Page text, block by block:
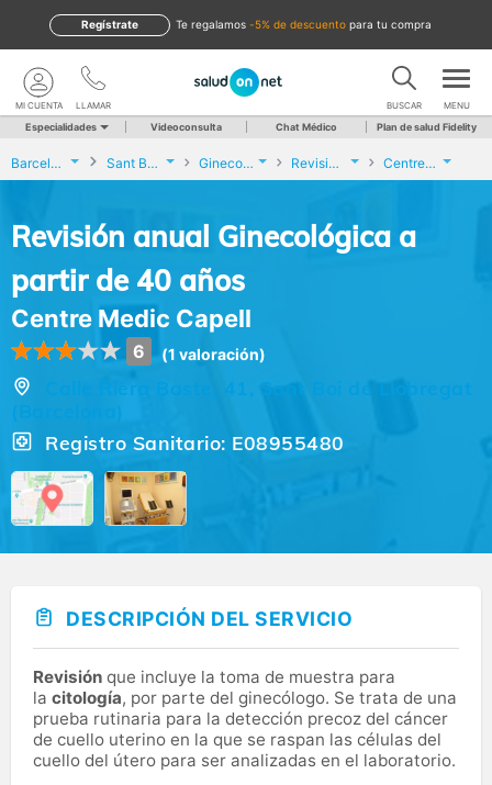
te regalamos -5% de descuento para tu compra
Regístrate
LLAMAR
MI CUENTA BUSCAR MENU
Especialidades Videoconsulta Chat Médico Plan de salud Fidelity
Barcelona Sant Boi de Llobregat Ginecología y Obstetricia Revisión anual Ginecológica a partir de 40 años Centre Medic Capell
Revisión anual Ginecológica a
partir de 40 años
Centre Medic Capell
6 (1 valoración)
Calle Riera Baste, 41, Sant Boi de Llobregat
(Barcelona)
Registro Sanitario: E08955480
DESCRIPCIÓN DEL SERVICIO
Revisión que incluye la toma de muestra para
la citología, por parte del ginecólogo. Se trata de una
prueba rutinaria para la detección precoz del cáncer
de cuello uterino en la que se raspan las células del
cuello del útero para ser analizadas en el laboratorio.